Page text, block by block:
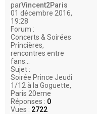
parVincent2Paris
01 décembre 2016,
19:28
Forum :
Concerts & Soirées
Princières,
rencontres entre
fans...
Sujet :
Soirée Prince Jeudi
1/12 à la Goguette,
Paris 20eme
Réponses : 0
Vues : 2722